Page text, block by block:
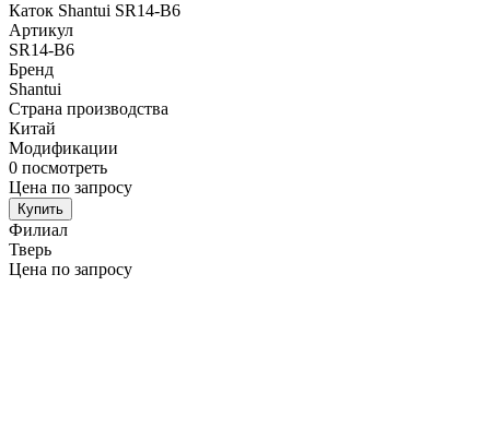
Каток Shantui SR14-B6
Артикул
SR14-B6
Бренд
Shantui
Страна производства
Китай
Модификации
0 посмотреть
Цена по запросу
Купить
Филиал
Тверь
Цена по запросу